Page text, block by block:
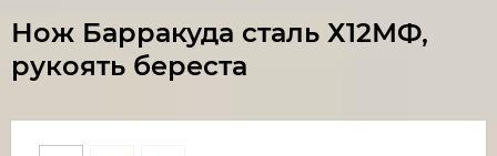
Нож Барракуда сталь Х12МФ,
рукоять береста